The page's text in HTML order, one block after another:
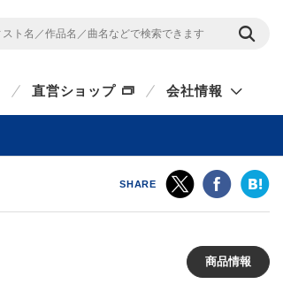
直営ショップ 会社情報
SHARE
商品情報